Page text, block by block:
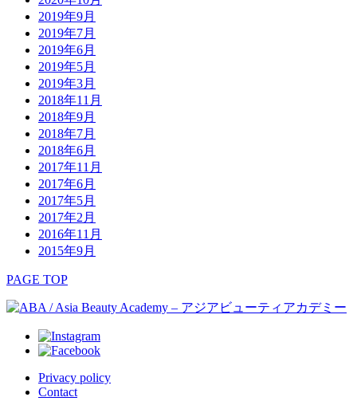
2019年9月
2019年7月
2019年6月
2019年5月
2019年3月
2018年11月
2018年9月
2018年7月
2018年6月
2017年11月
2017年6月
2017年5月
2017年2月
2016年11月
2015年9月
PAGE TOP
Privacy policy
Contact